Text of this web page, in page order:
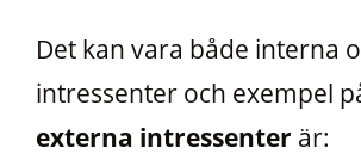
Det kan vara både interna
intressenter och exempel
externa intressenter är: